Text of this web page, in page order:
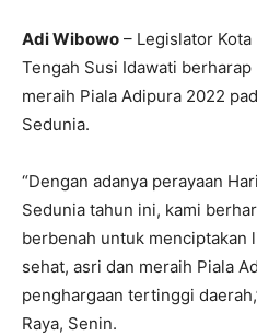
Adi Wibowo – Legislator Kota
Tengah Susi Idawati
meraih Piala Adipura 2022
Sedunia.
“Dengan adanya perayaan
Sedunia tahun ini, kami
berbenah untuk menciptakan
sehat, asri dan meraih Piala
penghargaan tertinggi
Raya, Senin.